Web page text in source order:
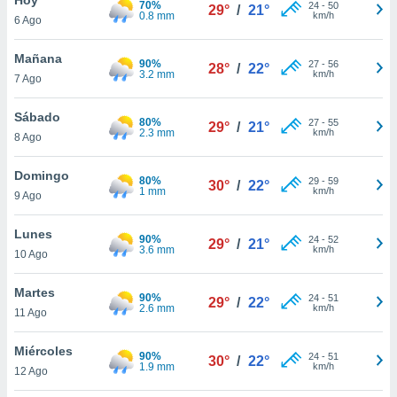
en
más
nuestra
de
cookies
aceptar
6 Ago
70%
0.8 mm
29° / 21° 24- 50
km/h
Mañana
7 Ago
90%
3.2 mm
28° / 22° 27- 56
km/h
Sábado
8 Ago
80%
2.3 mm
29° / 21° 27- 55
km/h
Domingo
9 Ago
80%
1 mm
30° / 22° 29- 59
km/h
Lunes
10 Ago
90%
3.6 mm
29° / 21° 24- 52
km/h
Martes
11 Ago
90%
2.6 mm
29° / 22° 24- 51
km/h
Miércoles
12 Ago
90%
1.9 mm
30° / 22° 24- 51
km/h